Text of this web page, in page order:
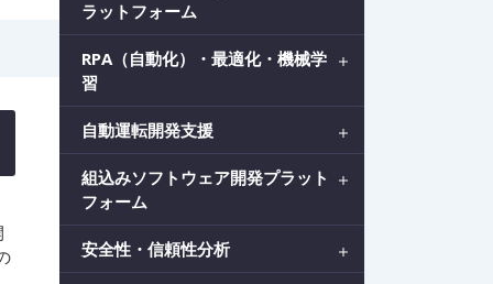
ラットフォーム
RPA（自動化）・最適化・機械学
習
自動運転開発支援
組込みソフトウェア開発プラット
フォーム
安全性・信頼性分析